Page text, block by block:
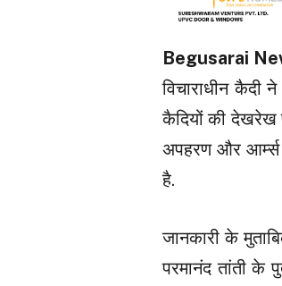
Begusarai
विचाराधीन
कैदियों की देखरेख
अपहरण और आर्म्स
है.
जानकारी के
परमानंद तांती के